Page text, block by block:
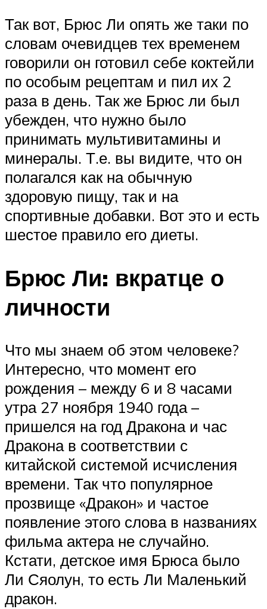
Так вот, Брюс Ли опять же таки по
словам очевидцев тех временем
говорили он готовил себе коктейли
по особым рецептам и пил их 2
раза в день. Так же Брюс ли был
убежден, что нужно было
принимать мультивитамины и
минералы. Т.е. вы видите, что он
полагался как на обычную
здоровую пищу, так и на
спортивные добавки. Вот это и есть
шестое правило его диеты.
Брюс Ли: вкратце о
личности
Что мы знаем об этом человеке?
Интересно, что момент его
рождения – между 6 и 8 часами
утра 27 ноября 1940 года –
пришелся на год Дракона и час
Дракона в соответствии с
китайской системой исчисления
времени. Так что популярное
прозвище «Дракон» и частое
появление этого слова в названиях
фильма актера не случайно.
Кстати, детское имя Брюса было
Ли Сяолун, то есть Ли Маленький
дракон.